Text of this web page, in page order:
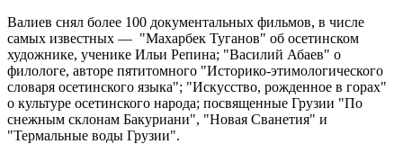
Валиев снял более 100 документальных фильмов, в числе
самых известных — "Махарбек Туганов" об осетинском
художнике, ученике Ильи Репина; "Василий Абаев" о
филологе, авторе пятитомного "Историко-этимологического
словаря осетинского языка"; "Искусство, рожденное в горах"
о культуре осетинского народа; посвященные Грузии "По
снежным склонам Бакуриани", "Новая Сванетия" и
"Термальные воды Грузии".